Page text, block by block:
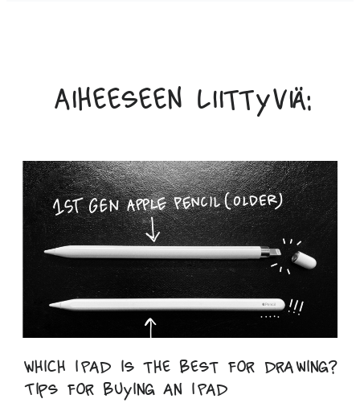
Aiheeseen liittyviä:
Which iPad is the best for drawing?
Tips for buying an iPad